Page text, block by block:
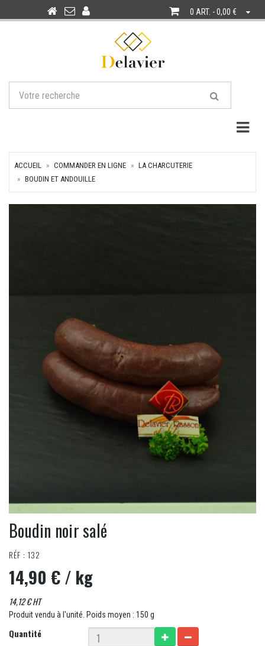
0 ART. - 0,00 €
ACCUEIL COMMANDER EN LIGNE
LA CHARCUTERIE
BOUDIN ET ANDOUILLE
Boudin noir salé
RÉF : 132
14,90 €/ kg
14,12 € HT
Produit vendu à l'unité. Poids moyen : 150 g
Quantité